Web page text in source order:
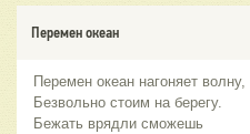
Перемен океан
Перемен океан нагоняет волну,
Безвольно стоим на берегу.
Бежать врядли сможешь